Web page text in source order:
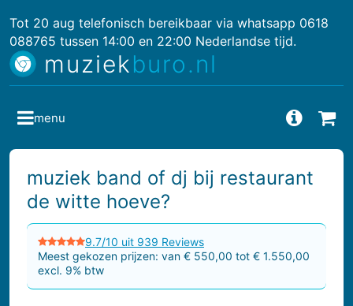
Tot 20 aug telefonisch bereikbaar via whatsapp 0618
088765 tussen 14:00 en 22:00 Nederlandse tijd.
muziekburo.nl
muziek band of dj bij restaurant
de witte hoeve?
9.7/10 uit 939 Reviews
Meest gekozen prijzen: van € 550,00 tot € 1.550,00
excl. 9% btw
menu